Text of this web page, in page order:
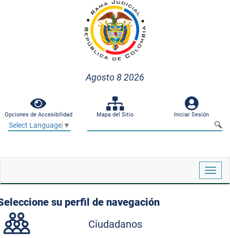
Agosto 8 2026
Opciones de Accesibilidad Mapa del Sitio Iniciar Sesión
Select Language ▼
su perfil de navegación
Ciudadanos